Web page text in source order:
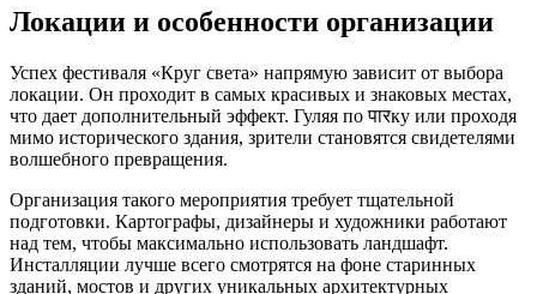
Локации и особенности организации
Успех фестиваля «Круг света» напрямую зависит от выбора
локации. Он проходит в самых красивых и знаковых местах,
что дает дополнительный эффект. Гуляя по पारку или проходя
мимо исторического здания, зрители становятся свидетелями
волшебного превращения.
Организация такого мероприятия требует тщательной
подготовки. Картографы, дизайнеры и художники работают
над тем, чтобы максимально использовать ландшафт.
Инсталляции лучше всего смотрятся на фоне старинных
зданий, мостов и других уникальных архитектурных